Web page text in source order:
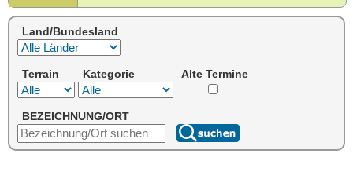
Land/Bundesland
Terrain Kategorie Alte Termine
BEZEICHNUNG/ORT